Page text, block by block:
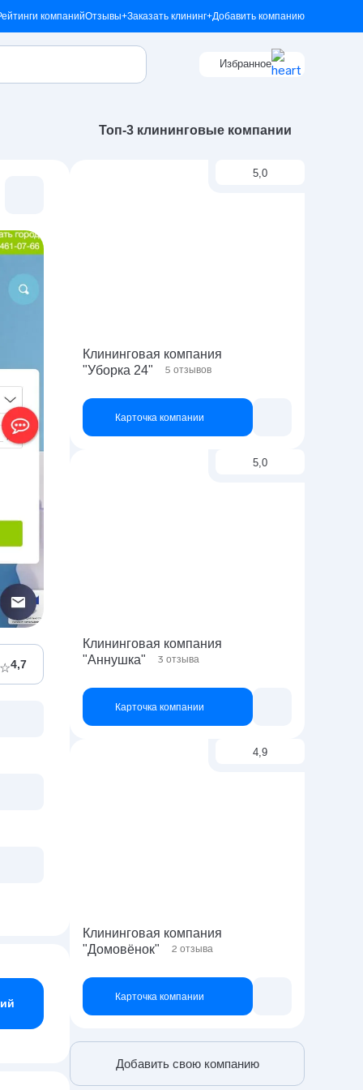
компанийОтзывы+Заказать клининг+Добавить компанию
Избранное
Топ-3 клининговые компании
4,7
5,0
Клининговая компания
"Уборка 24"
5 отзывов
Карточка компании
5,0
Клининговая компания
"Аннушка"
3 отзыва
Карточка компании
4,9
Клининговая компания
"Домовёнок"
2 отзыва
Карточка компании
Добавить свою компанию